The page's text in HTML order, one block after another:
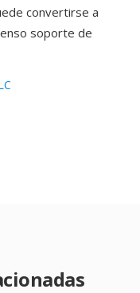
convertirse a
soporte de